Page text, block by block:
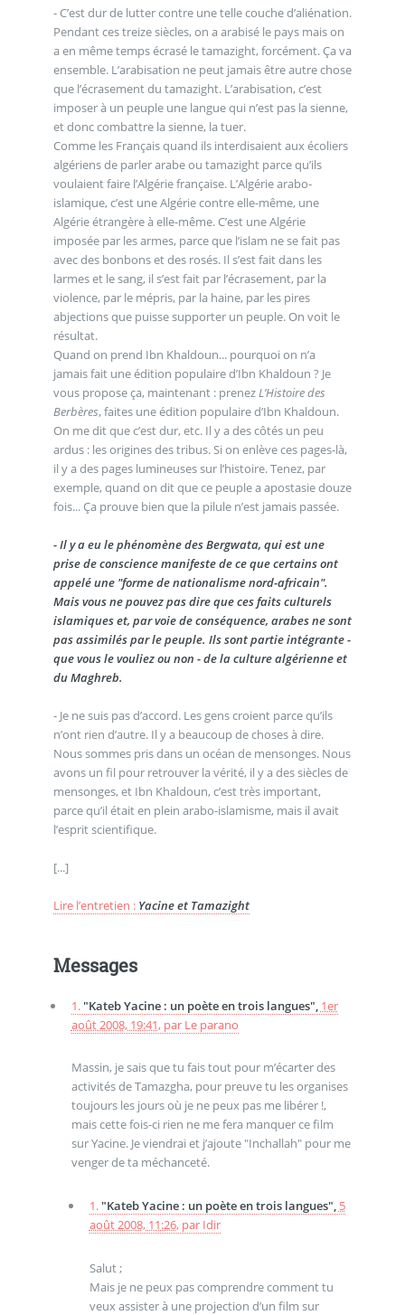
- C’est dur de lutter contre une telle couche d’aliénation.
Pendant ces treize siècles, on a arabisé le pays mais on
a en même temps écrasé le tamazight, forcément. Ça va
ensemble. L’arabisation ne peut jamais être autre chose
que l’écrasement du tamazight. L’arabisation, c’est
imposer à un peuple une langue qui n’est pas la sienne,
et donc combattre la sienne, la tuer.
Comme les Français quand ils interdisaient aux écoliers
algériens de parler arabe ou tamazight parce qu’ils
voulaient faire l’Algérie française. L’Algérie arabo-
islamique, c’est une Algérie contre elle-même, une
Algérie étrangère à elle-même. C’est une Algérie
imposée par les armes, parce que l’islam ne se fait pas
avec des bonbons et des rosés. Il s’est fait dans les
larmes et le sang, il s’est fait par l’écrasement, par la
violence, par le mépris, par la haine, par les pires
abjections que puisse supporter un peuple. On voit le
résultat.
Quand on prend Ibn Khaldoun... pourquoi on n’a
jamais fait une édition populaire d’Ibn Khaldoun ? Je
vous propose ça, maintenant : prenez L’Histoire des
Berbères, faites une édition populaire d’Ibn Khaldoun.
On me dit que c’est dur, etc. Il y a des côtés un peu
ardus : les origines des tribus. Si on enlève ces pages-là,
il y a des pages lumineuses sur l’histoire. Tenez, par
exemple, quand on dit que ce peuple a apostasie douze
fois... Ça prouve bien que la pilule n’est jamais passée.
- Il y a eu le phénomène des Bergwata, qui est une
prise de conscience manifeste de ce que certains ont
appelé une "forme de nationalisme nord-africain".
Mais vous ne pouvez pas dire que ces faits culturels
islamiques et, par voie de conséquence, arabes ne sont
pas assimilés par le peuple. Ils sont partie intégrante -
que vous le vouliez ou non - de la culture algérienne et
du Maghreb.
- Je ne suis pas d’accord. Les gens croient parce qu’ils
n’ont rien d’autre. Il y a beaucoup de choses à dire.
Nous sommes pris dans un océan de mensonges. Nous
avons un fil pour retrouver la vérité, il y a des siècles de
mensonges, et Ibn Khaldoun, c’est très important,
parce qu’il était en plein arabo-islamisme, mais il avait
l’esprit scientifique.
[...]
Lire l’entretien : Yacine et Tamazight
Messages
1. "Kateb Yacine : un poète en trois langues", 1er
août 2008, 19:41, par Le parano
Massin, je sais que tu fais tout pour m’écarter des
activités de Tamazgha, pour preuve tu les organises
toujours les jours où je ne peux pas me libérer !,
mais cette fois-ci rien ne me fera manquer ce film
sur Yacine. Je viendrai et j’ajoute "Inchallah" pour me
venger de ta méchanceté.
1. "Kateb Yacine : un poète en trois langues", 5
août 2008, 11:26, par Idir
Salut ;
Mais je ne peux pas comprendre comment tu
veux assister à une projection d’un film sur